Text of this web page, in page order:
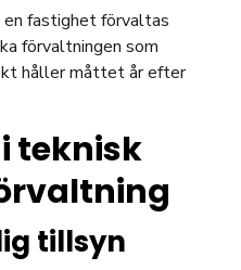
fastighet förvaltas
förvaltningen som
håller måttet år efter
teknisk
tillsyn